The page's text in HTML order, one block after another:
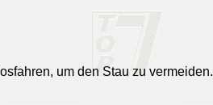
um den Stau zu vermeiden.